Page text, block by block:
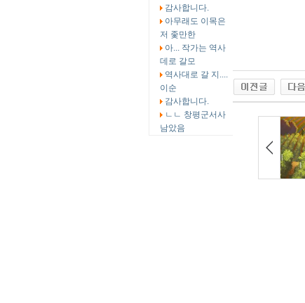
감사합니다.
아무래도 이목은
저 좇만한
아... 작가는 역사
데로 갈모
역사대로 갈 지....
이순
감사합니다.
ㄴㄴ 창평군서사
남았음